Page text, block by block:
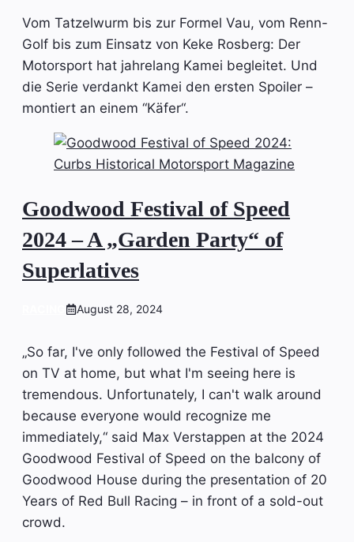
Vom Tatzelwurm bis zur Formel Vau, vom Renn-
Golf bis zum Einsatz von Keke Rosberg: Der
Motorsport hat jahrelang Kamei begleitet. Und
die Serie verdankt Kamei den ersten Spoiler –
montiert an einem “Käfer“.
Goodwood Festival of Speed
2024 – A „Garden Party“ of
Superlatives
August 28, 2024
„So far, I've only followed the Festival of Speed
on TV at home, but what I'm seeing here is
tremendous. Unfortunately, I can't walk around
because everyone would recognize me
immediately,“ said Max Verstappen at the 2024
Goodwood Festival of Speed on the balcony of
Goodwood House during the presentation of 20
Years of Red Bull Racing – in front of a sold-out
crowd.